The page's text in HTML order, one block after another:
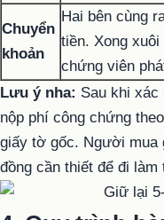
Chuyển
khoản
Hai bên cùng
tiền. Xong
chứng viên
Lưu ý nha: Sau khi xác
nộp phí công chứng
giấy tờ gốc. Người mua
đồng cần thiết để đi làm